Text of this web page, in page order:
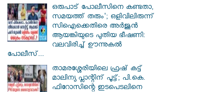
ഒരുപാട് പോലീസിനെ കണ്ടതാ,
സമയത്ത് തരും'; ഒളിവിലിരുന്ന്
സിഐക്കെതിരെ അർജുൻ
ആയങ്കിയുടെ പുതിയ ഭീഷണി:
വലവിരിച്ച് ഊന്നുകൽ
പോലീസ്...
താമരശ്ശേരിയിലെ ഫ്രഷ് കട്ട്
മാലിന്യ പ്ലാന്റിന് പൂട്ട്; പി.കെ.
ഫിറോസിന്റെ ഇടപെടലിനെ